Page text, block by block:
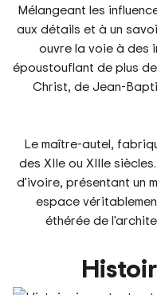
Mélangeant les
aux détails et à un
ouvre la voie à des
époustouflant de plus
Christ, de Jean-
Le maître-autel,
des XIIe ou XIIIe
d'ivoire, présentant un
espace
éthérée de